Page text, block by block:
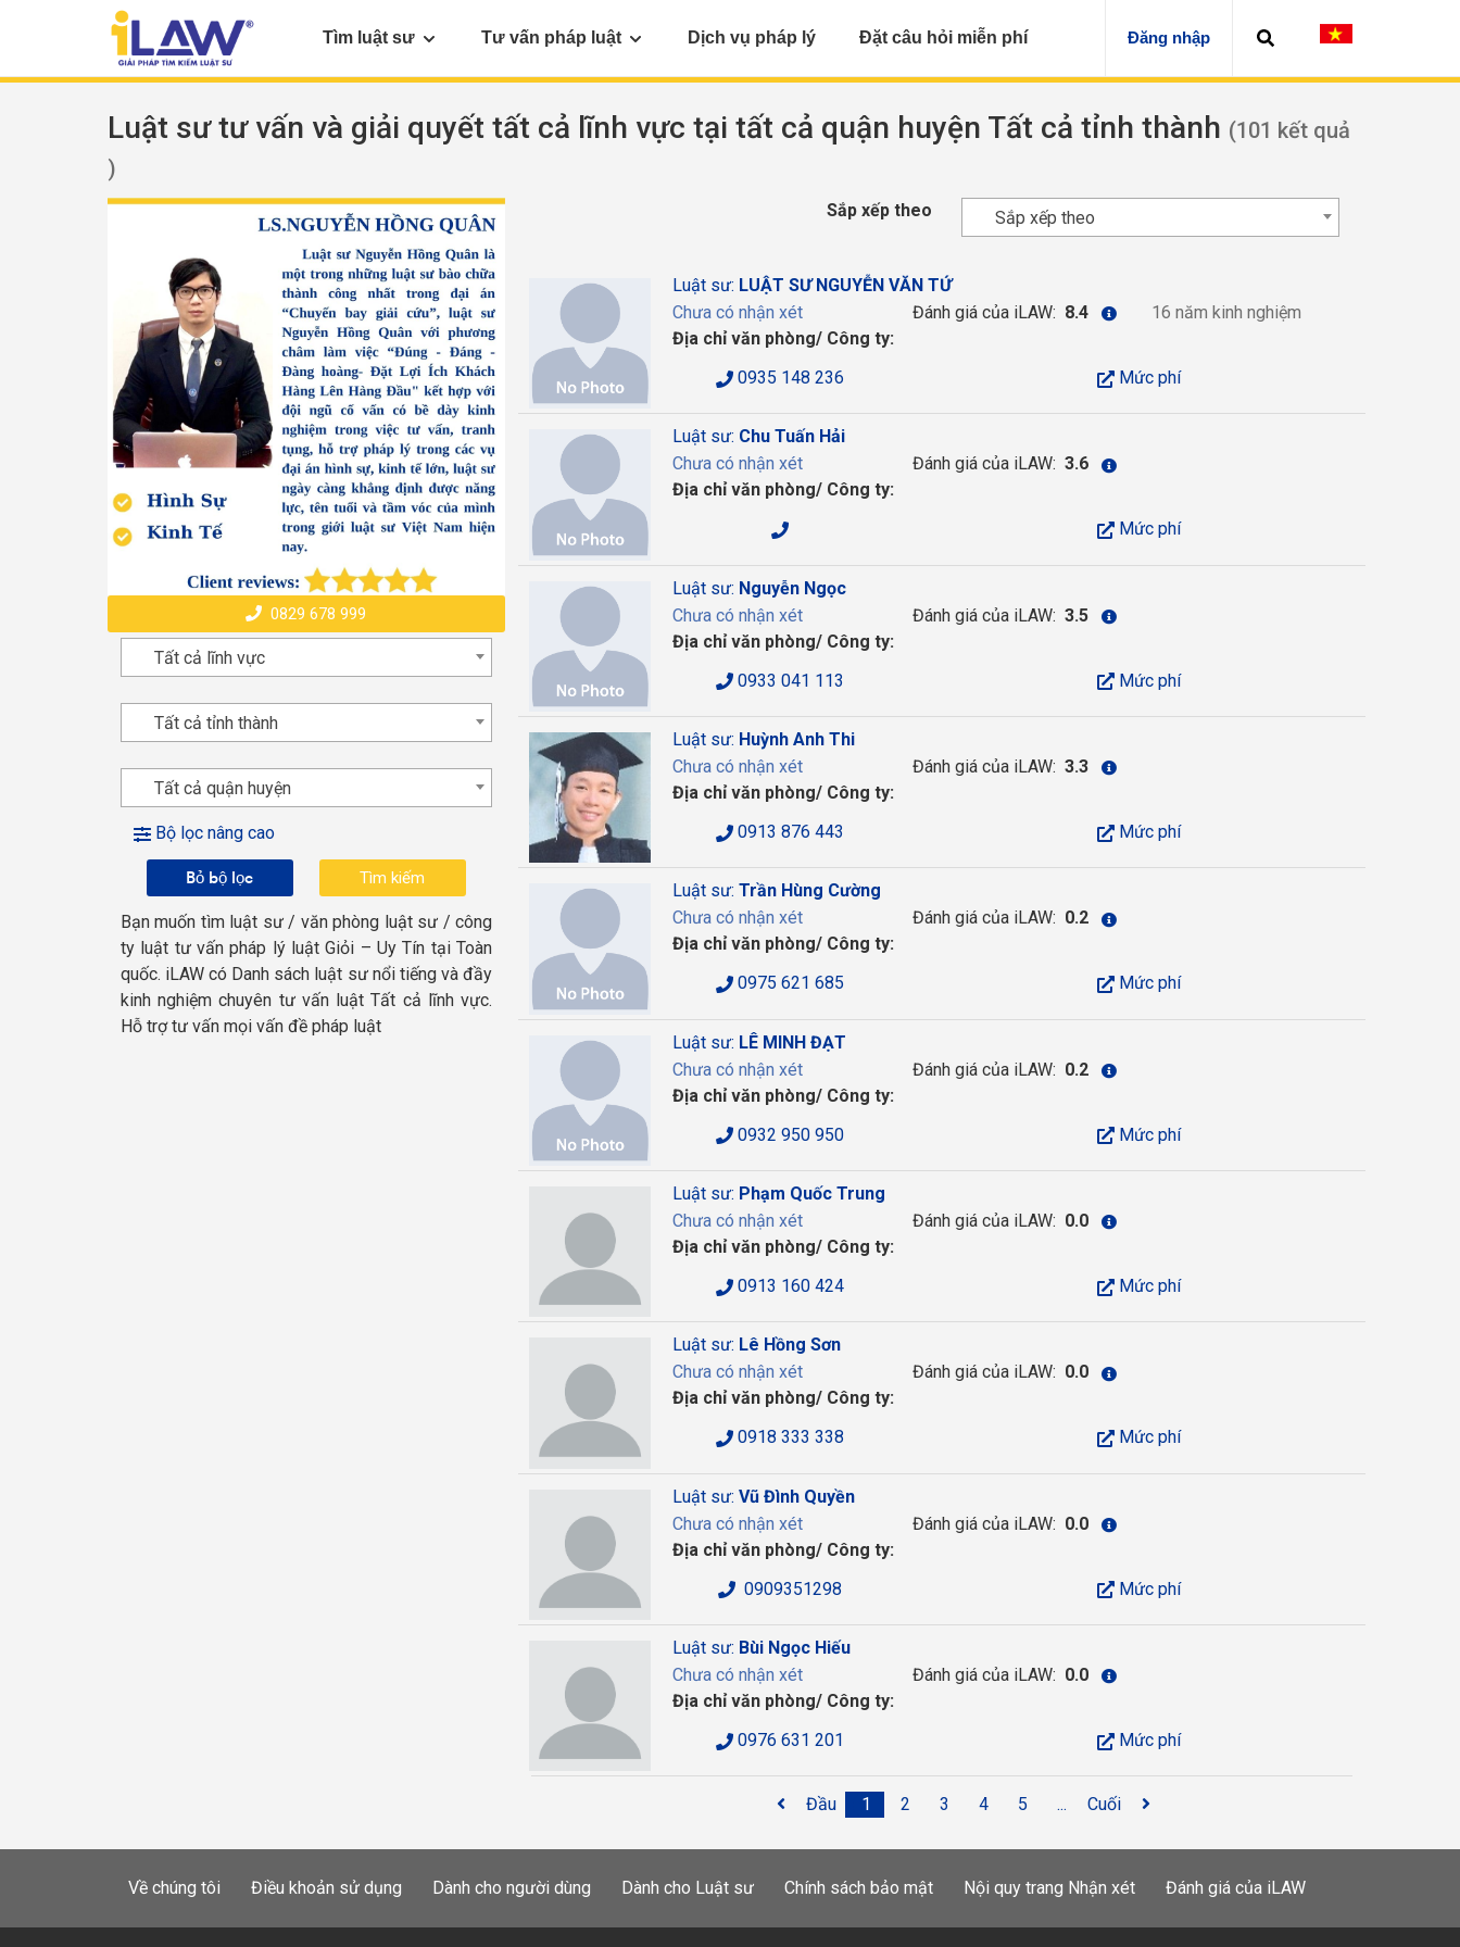
Tìm luật sư Tư vấn pháp luật Dịch vụ pháp lý Đặt câu hỏi miễn phí Đăng nhập
Luật sư tư vấn và giải quyết tất cả lĩnh vực tại tất cả quận huyện Tất cả tỉnh thành (101 kết quả
)
Sắp xếp theo Sắp xếp theo
0829 678 999
Tất cả lĩnh vực
Tất cả tỉnh thành
Tất cả quận huyện
Bộ lọc nâng cao
Bỏ bộ lọc
Bạn muốn tìm luật sư / văn phòng luật sư / công
ty luật tư vấn pháp lý luật Giỏi – Uy Tín tại Toàn
quốc. iLAW có Danh sách luật sư nổi tiếng và đầy
kinh nghiệm chuyên tư vấn luật Tất cả lĩnh vực.
Hỗ trợ tư vấn mọi vấn đề pháp luật
Luật sư: LUẬT SƯ NGUYỄN VĂN TỨ
Chưa có nhận xét
Đánh giá của iLAW: 8.4
16 năm kinh nghiệm
Địa chỉ văn phòng/ Công ty:
0935 148 236
Mức phí
Luật sư: Chu Tuấn Hải
Chưa có nhận xét
Đánh giá của iLAW: 3.6
Địa chỉ văn phòng/ Công ty:
Mức phí
Luật sư: Nguyễn Ngọc
Chưa có nhận xét
Đánh giá của iLAW: 3.5
Địa chỉ văn phòng/ Công ty:
0933 041 113
Mức phí
Luật sư: Huỳnh Anh Thi
Chưa có nhận xét
Đánh giá của iLAW: 3.3
Địa chỉ văn phòng/ Công ty:
0913 876 443
Mức phí
Luật sư: Trần Hùng Cường
Chưa có nhận xét
Đánh giá của iLAW: 0.2
Địa chỉ văn phòng/ Công ty:
0975 621 685
Mức phí
Luật sư: LÊ MINH ĐẠT
Chưa có nhận xét
Đánh giá của iLAW: 0.2
Địa chỉ văn phòng/ Công ty:
0932 950 950
Mức phí
Luật sư: Phạm Quốc Trung
Chưa có nhận xét
Đánh giá của iLAW: 0.0
Địa chỉ văn phòng/ Công ty:
0913 160 424
Mức phí
Luật sư: Lê Hồng Sơn
Chưa có nhận xét
Đánh giá của iLAW: 0.0
Địa chỉ văn phòng/ Công ty:
0918 333 338
Mức phí
Luật sư: Vũ Đình Quyền
Chưa có nhận xét
Đánh giá của iLAW: 0.0
Địa chỉ văn phòng/ Công ty:
0909351298
Mức phí
Luật sư: Bùi Ngọc Hiếu
Chưa có nhận xét
Đánh giá của iLAW: 0.0
Địa chỉ văn phòng/ Công ty:
0976 631 201
Mức phí
Đầu 1 2 3 4 5 ... Cuối
Về chúng tôi Điều khoản sử dụng Dành cho người dùng Dành cho Luật sư Chính sách bảo mật Nội quy trang Nhận xét Đánh giá của iLAW